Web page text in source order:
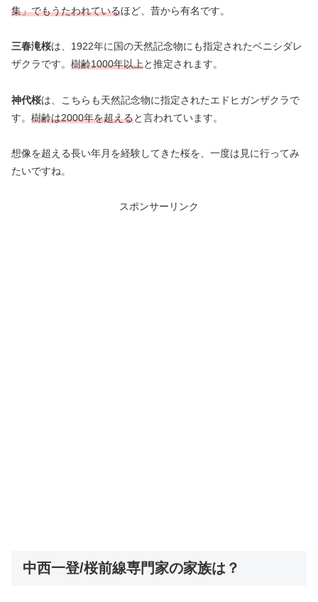
集」でもうたわれているほど、昔から有名です。
三春滝桜は、1922年に国の天然記念物にも指定されたベニシダレ
ザクラです。 樹齢1000年以上と推定されます。
神代桜は、こちらも天然記念物に指定されたエドヒガンザクラで
す。 樹齢は2000年を超えると言われています。
想像を超える長い年月を経験してきた桜を、一度は見に行ってみ
たいですね。
スポンサーリンク
中西一登/桜前線専門家の家族は？